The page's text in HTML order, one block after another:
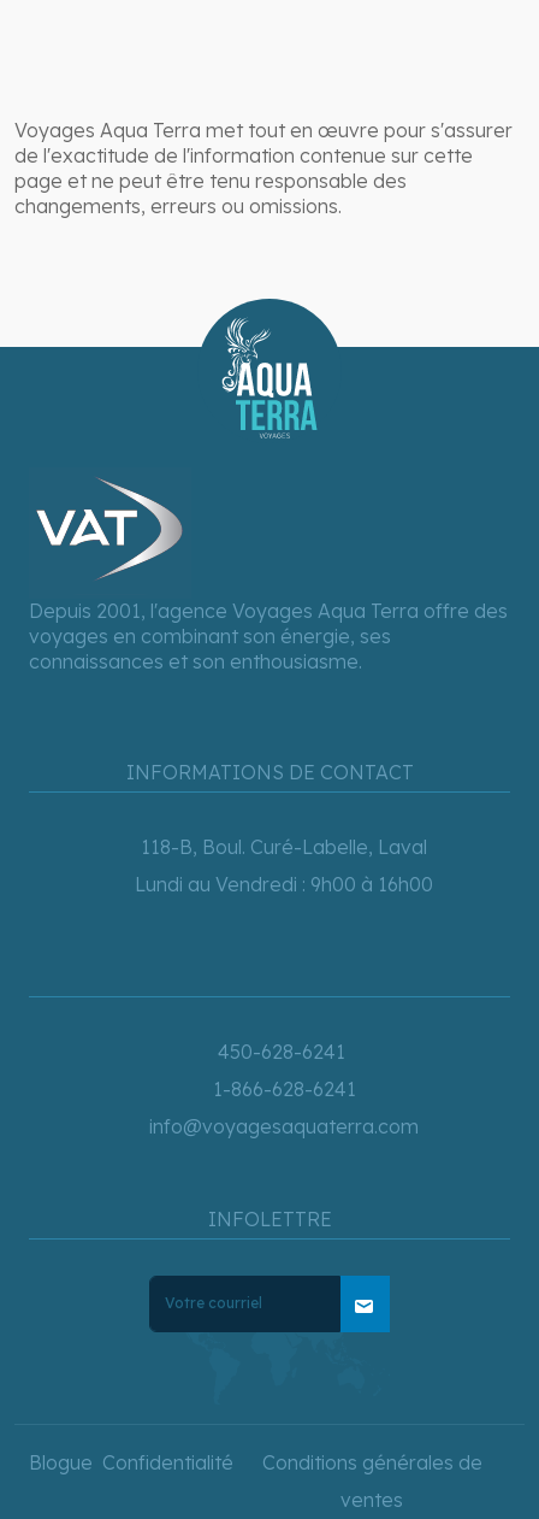
Voyages Aqua Terra met tout en œuvre pour s'assurer
de l'exactitude de l'information contenue sur cette
page et ne peut être tenu responsable des
changements, erreurs ou omissions.
Depuis 2001, l'agence Voyages Aqua Terra offre des
voyages en combinant son énergie, ses
connaissances et son enthousiasme.
INFORMATIONS DE CONTACT
118-B, Boul. Curé-Labelle, Laval
Lundi au Vendredi : 9h00 à 16h00
450-628-6241
1-866-628-6241
info@voyagesaquaterra.com
INFOLETTRE
mail
Blogue Confidentialité
Conditions générales de
ventes